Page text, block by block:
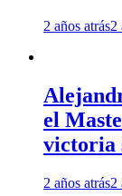
2 años atrás2
el
victoria
2 años atrás2